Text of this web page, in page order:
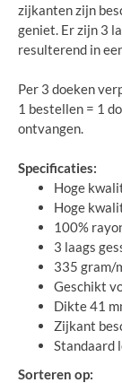
zijkanten zijn
geniet. Er zijn 3
resulterend in
Per 3 doeken
1 bestellen = 1
ontvangen.
Specificaties:
Hoge
Hoge
100%
3 laags
335 gram/
Geschikt
Dikte 41
Zijkant
Standaard
Sorteren op: